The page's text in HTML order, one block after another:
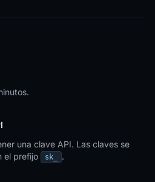
una clave API. Las claves se
el prefijo
sk_ .